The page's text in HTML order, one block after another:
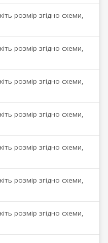
розмір згідно схеми,
розмір згідно схеми,
розмір згідно схеми,
розмір згідно схеми,
розмір згідно схеми,
розмір згідно схеми,
розмір згідно схеми,